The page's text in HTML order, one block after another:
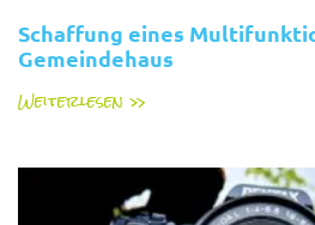
Schaffung eines
Gemeindehaus
Weiterlesen »